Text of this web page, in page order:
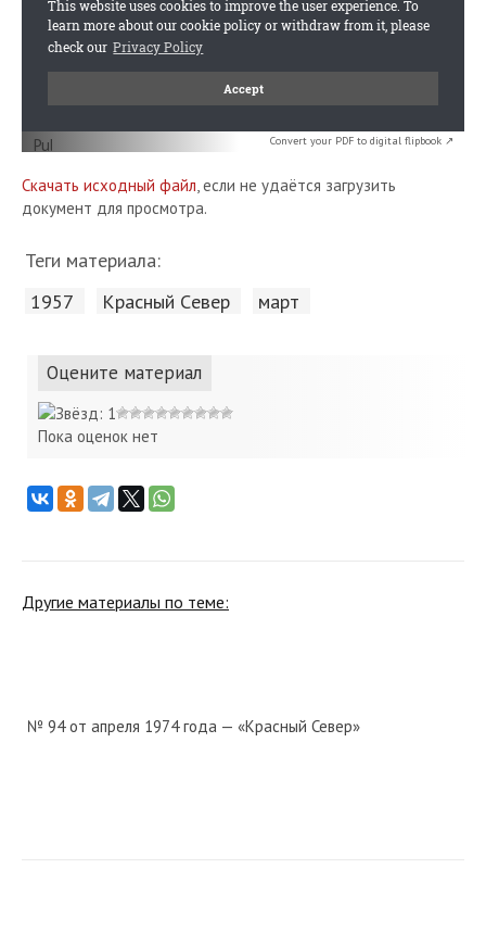
Convert your PDF to digital flipbook ↗
Скачать исходный файл, если не удаётся загрузить
документ для просмотра.
Теги материала:
1957 Красный Cевер март
Оцените материал
Пока оценок нет
Другие материалы по теме:
№ 94 от апреля 1974 года — «Красный Север»